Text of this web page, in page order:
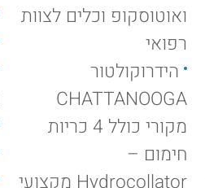
ואוטוסקופ וכלים לצוות
רפואי
הידרוקולטור
CHATTANOOGA
מקורי כולל 4 כריות
חימום –